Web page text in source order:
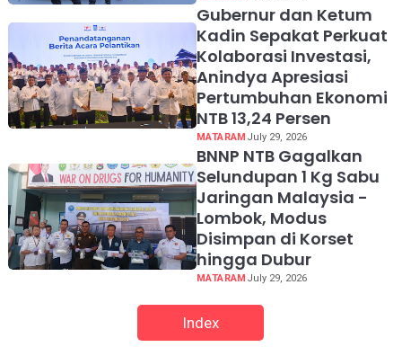
Gubernur dan Ketum
Kadin Sepakat Perkuat
Kolaborasi Investasi,
Anindya Apresiasi
Pertumbuhan Ekonomi
NTB 13,24 Persen
MATARAM July 29, 2026
BNNP NTB Gagalkan
Selundupan 1 Kg Sabu
Jaringan Malaysia -
Lombok, Modus
Disimpan di Korset
hingga Dubur
MATARAM July 29, 2026
Index